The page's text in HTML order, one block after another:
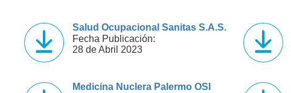
Salud Ocupacional Sanitas S.A.S.
Fecha Publicación:
28 de Abril 2023
Medicina Nuclera Palermo OSI